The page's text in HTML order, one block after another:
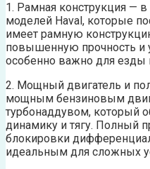
1. Рамная конструкция —
моделей Haval, которые
имеет рамную
повышенную прочность и
особенно важно для
2. Мощный двигатель и
мощным бензиновым
турбонаддувом, который
динамику и тягу. Полный
блокировки
идеальным для сложных